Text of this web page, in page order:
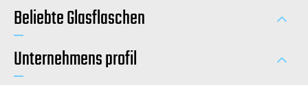
Beliebte Glasflaschen
Unternehmens profil